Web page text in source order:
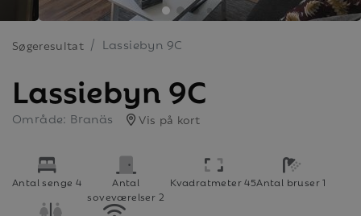
Søgeresultat Lassiebyn 9C
Lassiebyn 9C
Område: Branäs Vis på kort
Antal senge 4
Antal
soveværelser 2
Kvadratmeter 45Antal bruser 1